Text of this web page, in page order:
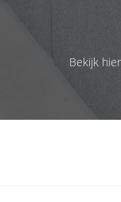
Bekijk